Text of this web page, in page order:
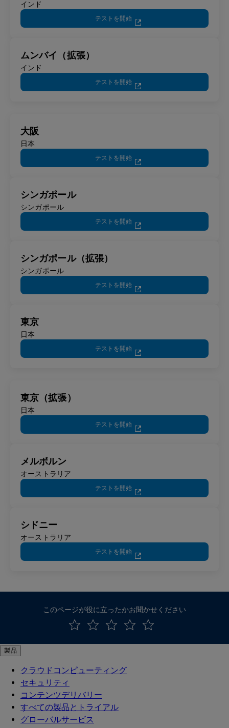
インド
テストを開始
ムンバイ（拡張）
インド
テストを開始
大阪
日本
テストを開始
シンガポール
シンガポール
テストを開始
シンガポール（拡張）
シンガポール
テストを開始
東京
日本
テストを開始
東京（拡張）
日本
テストを開始
メルボルン
オーストラリア
テストを開始
シドニー
オーストラリア
テストを開始
このページが役に立ったかお聞かせください
製品
クラウドコンピューティング
セキュリティ
コンテンツデリバリー
すべての製品とトライアル
グローバルサービス